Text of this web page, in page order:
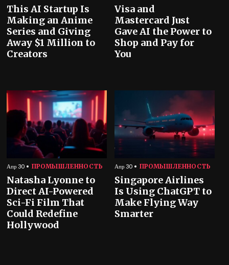
This AI Startup Is
Making an Anime
Series and Giving
Away $1 Million to
Creators
Visa and
Mastercard Just
Gave AI the Power to
Shop and Pay for
You
Апр 30 ПРОМЫШЛЕННОСТЬ
Natasha Lyonne to
Direct AI-Powered
Sci-Fi Film That
Could Redefine
Hollywood
Апр 30 ПРОМЫШЛЕННОСТЬ
Singapore Airlines
Is Using ChatGPT to
Make Flying Way
Smarter